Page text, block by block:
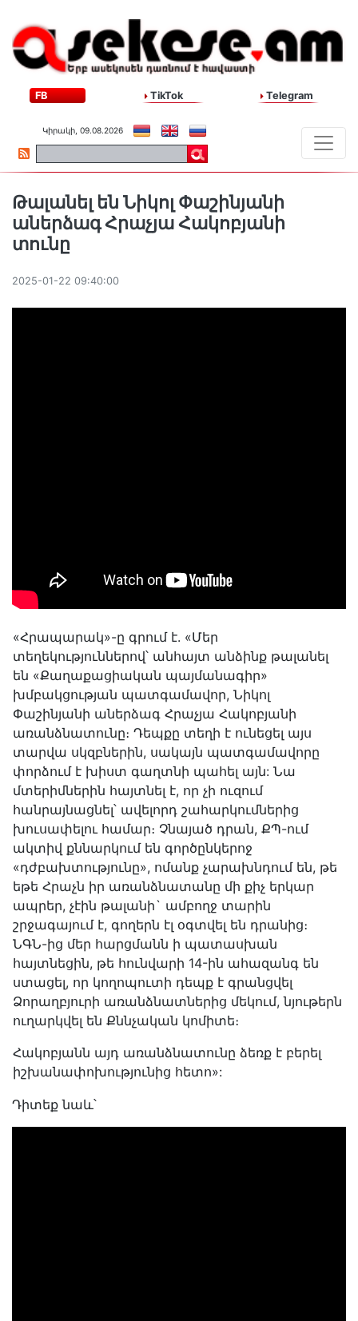
FB TikTok Telegram
Կիրակի, 09.08.2026
Թալանել են Նիկոլ Փաշինյանի
աներձագ Հրաչյա Հակոբյանի
տունը
2025-01-22 09:40:00
«Հրապարակ»-ը գրում է. «Մեր
տեղեկություններով՝ անհայտ անձինք թալանել
են «Քաղաքացիական պայմանագիր»
խմբակցության պատգամավոր, Նիկոլ
Փաշինյանի աներձագ Հրաչյա Հակոբյանի
առանձնատունը։ Դեպքը տեղի է ունեցել այս
տարվա սկզբներին, սակայն պատգամավորը
փորձում է խիստ գաղտնի պահել այն: Նա
մտերիմներին հայտնել է, որ չի ուզում
հանրայնացնել՝ ավելորդ շահարկումներից
խուսափելու համար։ Չնայած դրան, ՔՊ-ում
ակտիվ քննարկում են գործընկերոջ
«դժբախտությունը», ոմանք չարախնդում են, թե
եթե Հրաչն իր առանձնատանը մի քիչ երկար
ապրեր, չէին թալանի` ամբողջ տարին
շրջագայում է, գողերն էլ օգտվել են դրանից։
ՆԳՆ-ից մեր հարցմանն ի պատասխան
հայտնեցին, թե հունվարի 14-ին ահազանգ են
ստացել, որ կողոպուտի դեպք է գրանցվել
Ձորաղբյուրի առանձնատներից մեկում, նյութերն
ուղարկվել են Քննչական կոմիտե։
Հակոբյանն այդ առանձնատունը ձեռք է բերել
իշխանափոխությունից հետո»:
Դիտեք նաև՝